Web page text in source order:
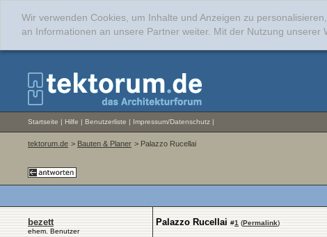
Wir verwenden Cookies, um Inhalte und Anzeigen zu
an Informationen an unsere Partner weiter. Mit der Nutzung unserer
Startseite | Hilfe | Benutzerliste | Impressum/Datenschutz |
tektorum.de > Bauten & Planer > Palazzo Rucellai
bezett
ehem. Benutzer
Palazzo Rucellai #1 (Permalink)